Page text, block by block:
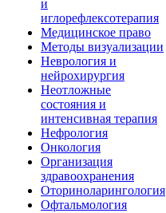
и
иглорефлексотерапия
Медицинское право
Методы визуализации
Неврология и
нейрохирургия
Неотложные
состояния и
интенсивная терапия
Нефрология
Онкология
Организация
здравоохранения
Оториноларингология
Офтальмология